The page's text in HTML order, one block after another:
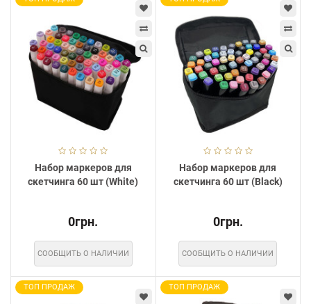
Набор маркеров для
скетчинга 60 шт (White)
0грн.
СООБЩИТЬ О НАЛИЧИИ
Набор маркеров для
скетчинга 60 шт (Black)
0грн.
СООБЩИТЬ О НАЛИЧИИ
ТОП ПРОДАЖ ТОП ПРОДАЖ